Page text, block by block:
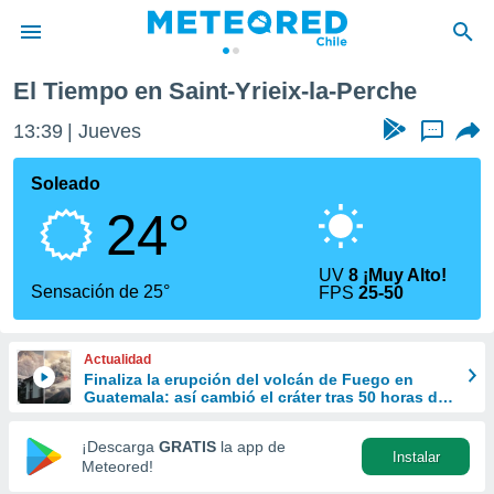
de
por
que se
calidad.
a este
las
y
forma
digital
basada
El Tiempo en Saint-Yrieix-la-Perche
13:39 Jueves ...
Soleado
24°
Sensación de 25°
UV8 ¡Muy Alto!
FPS25-50
Actualidad
Finaliza la erupción del volcán de Fuego en
Guatemala: así cambió el cráter tras 50 horas de
¡Descarga GRATIS la app de
Meteored!
Instalar